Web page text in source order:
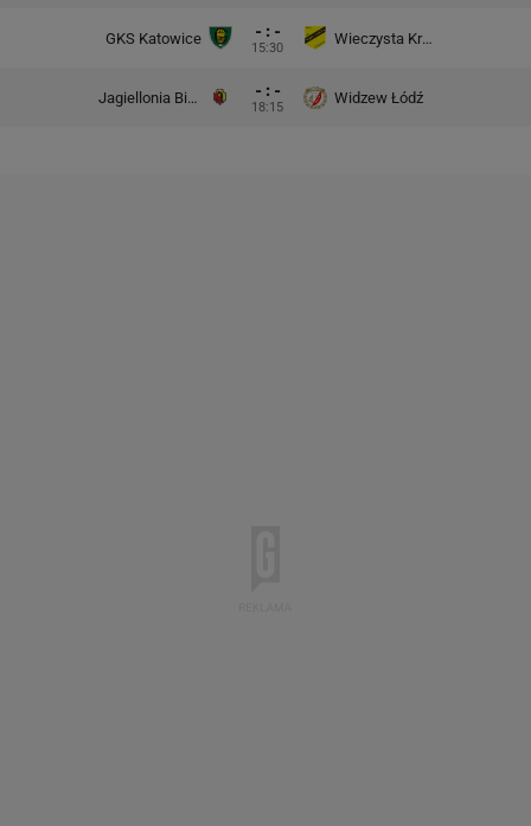
GKS Katowice - : -
15:30
Wieczysta Kraków
Jagiellonia Białystok - : -
18:15
Widzew Łódź